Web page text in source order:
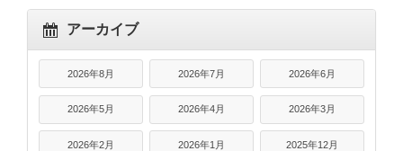
アーカイブ
2026年8月 2026年7月 2026年6月
2026年5月 2026年4月 2026年3月
2026年2月 2026年1月 2025年12月